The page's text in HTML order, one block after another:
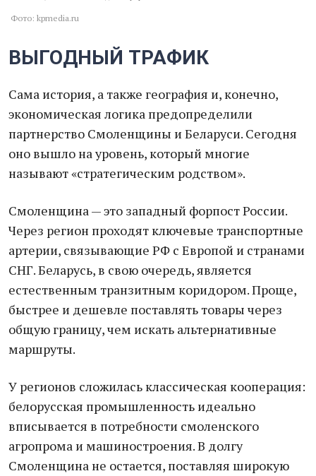
Фото: kpmedia.ru
ВЫГОДНЫЙ ТРАФИК
Сама история, а также география и, конечно,
экономическая логика предопределили
партнерство Смоленщины и Беларуси. Сегодня
оно вышло на уровень, который многие
называют «стратегическим родством».
Смоленщина — это западный форпост России.
Через регион проходят ключевые транспортные
артерии, связывающие РФ с Европой и странами
СНГ. Беларусь, в свою очередь, является
естественным транзитным коридором. Проще,
быстрее и дешевле поставлять товары через
общую границу, чем искать альтернативные
маршруты.
У регионов сложилась классическая кооперация:
белорусская промышленность идеально
вписывается в потребности смоленского
агропрома и машиностроения. В долгу
Смоленщина не остается, поставляя широкую